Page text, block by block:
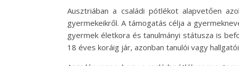
Ausztriában a családi pótlékot alapvetően
gyermekeikről. A támogatás célja a
gyermek életkora és tanulmányi státusza is
18 éves koráig jár, azonban tanulói vagy